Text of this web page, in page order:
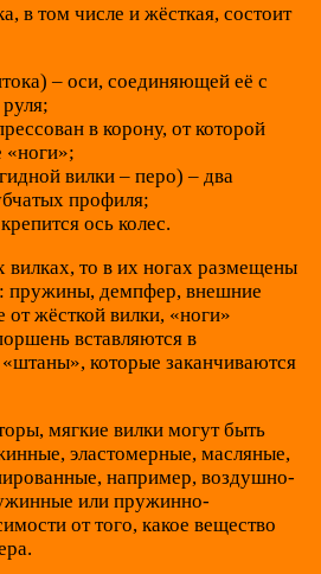
в том числе и жёсткая, состоит
– оси, соединяющей её с
в корону, от которой
«ноги»;
вилки – перо) – два
профиля;
ось колес.
вилках, то в их ногах размещены
пружины, демпфер, внешние
от жёсткой вилки, «ноги»
вставляются в
которые заканчиваются
мягкие вилки могут быть
эластомерные, масляные,
например, воздушно-
или пружинно-
от того, какое вещество